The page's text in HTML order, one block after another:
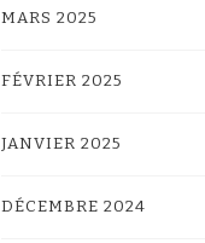
MARS 2025
FÉVRIER 2025
JANVIER 2025
DÉCEMBRE 2024